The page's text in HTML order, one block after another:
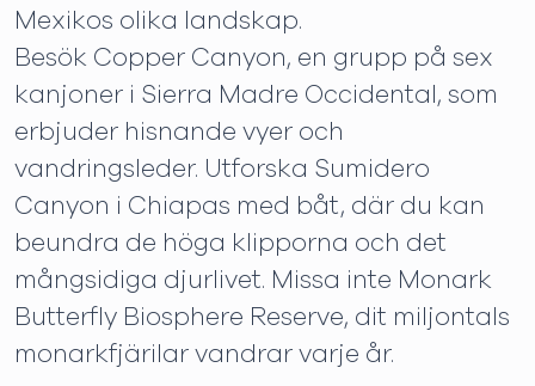
Mexikos olika landskap.
Besök Copper Canyon, en grupp på sex
kanjoner i Sierra Madre Occidental, som
erbjuder hisnande vyer och
vandringsleder. Utforska Sumidero
Canyon i Chiapas med båt, där du kan
beundra de höga klipporna och det
mångsidiga djurlivet. Missa inte Monark
Butterfly Biosphere Reserve, dit miljontals
monarkfjärilar vandrar varje år.